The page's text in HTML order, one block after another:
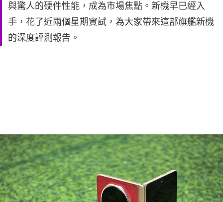
與驚人的硬件性能，成為市場焦點。新機早已經入
手，花了近兩個星期實試，為大家帶來這部旗艦新機
的深度評測報告。